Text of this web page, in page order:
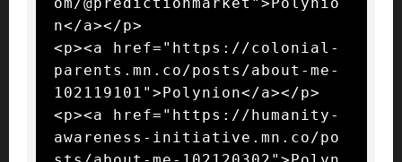
n</a></p>
<p><a href="https://colonial-
parents.mn.co/posts/about-me-
102119101">Polynion</a></p>
<p><a href="https://humanity-
awareness-initiative.mn.co/po